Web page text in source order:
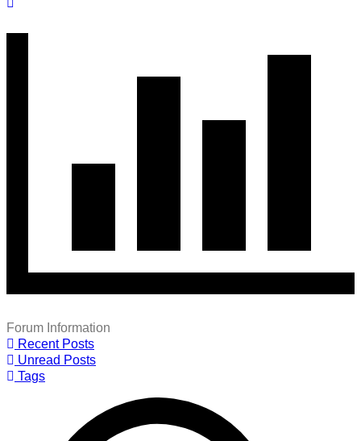
Forum Information
Recent Posts
Unread Posts
Tags